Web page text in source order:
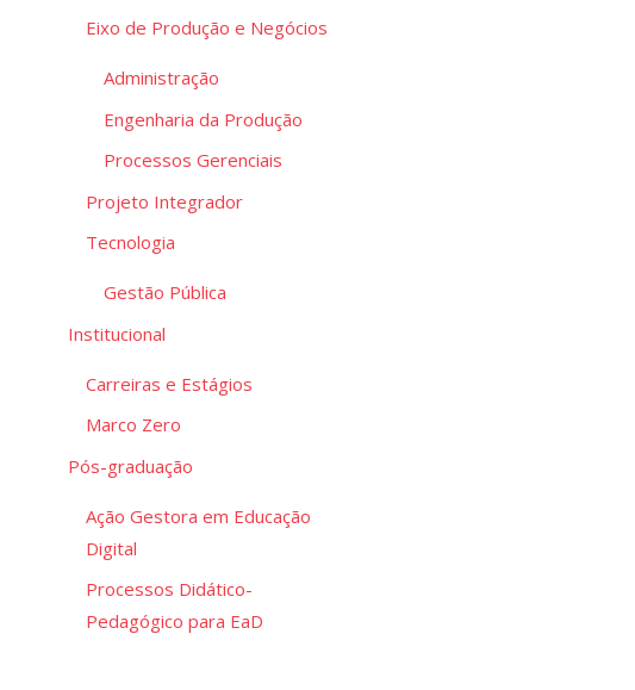
Eixo de Produção e Negócios
Administração
Engenharia da Produção
Processos Gerenciais
Projeto Integrador
Tecnologia
Gestão Pública
Institucional
Carreiras e Estágios
Marco Zero
Pós-graduação
Ação Gestora em Educação
Digital
Processos Didático-
Pedagógico para EaD